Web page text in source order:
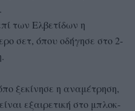
των Ελβετίδων η
σετ, όπου οδήγησε στο 2-
ξεκίνησε η αναμέτρηση,
εξαιρετική στο μπλοκ-